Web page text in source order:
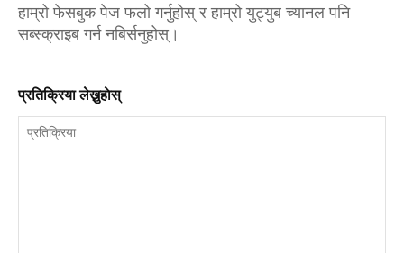
हाम्रो फेसबुक पेज फलो गर्नुहोस् र हाम्रो युट्युब च्यानल पनि
सब्स्क्राइब गर्न नबिर्सनुहोस्।
प्रतिक्रिया लेख्नुहाेस्